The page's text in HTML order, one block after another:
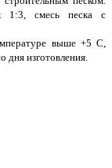
1:3, смесь песка с
выше +5 С,
дня изготовления.